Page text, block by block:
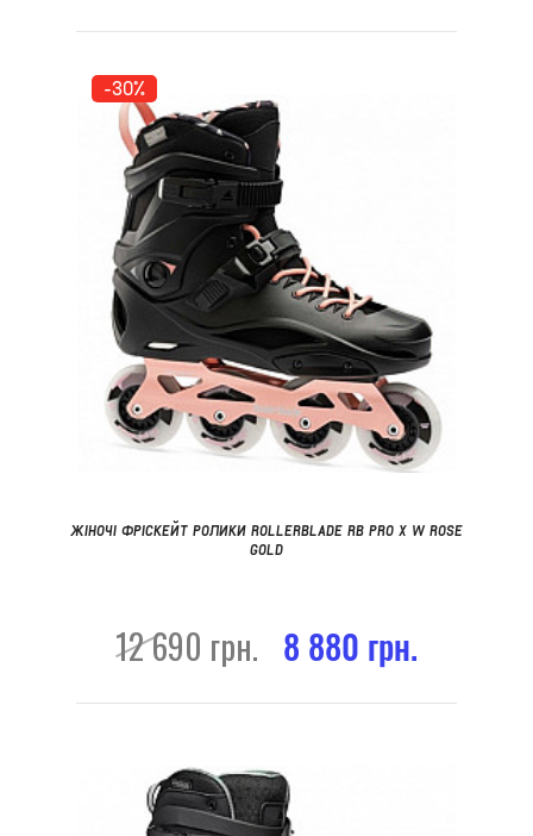
-30%
ЖІНОЧІ ФРІСКЕЙТ РОЛИКИ ROLLERBLADE RB PRO X W ROSE
GOLD
12 690 грн. 8 880 грн.